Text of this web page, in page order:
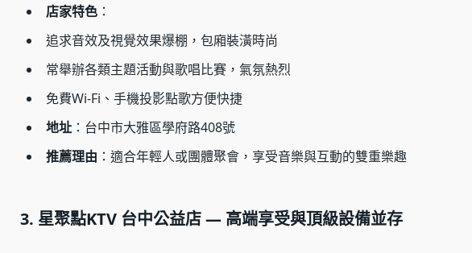
店家特色：
追求音效及視覺效果爆棚，包廂裝潢時尚
常舉辦各類主題活動與歌唱比賽，氣氛熱烈
免費Wi-Fi、手機投影點歌方便快捷
地址：台中市大雅區學府路408號
推薦理由 ：適合年輕人或團體聚會，享受音樂與互動的雙重樂趣
3. 星聚點KTV 台中公益店 — 高端享受與頂級設備並存